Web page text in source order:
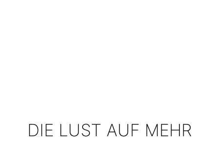
DIE LUST AUF MEHR